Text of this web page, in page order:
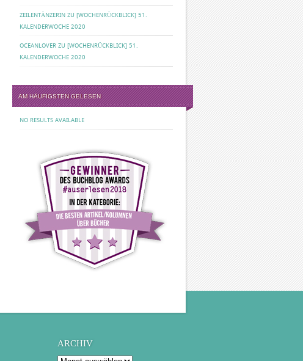
ZEILENTÄNZERIN ZU [WOCHENRÜCKBLICK] 51.
KALENDERWOCHE 2020
OCEANLOVER ZU [WOCHENRÜCKBLICK] 51.
KALENDERWOCHE 2020
AM HÄUFIGSTEN GELESEN
NO RESULTS AVAILABLE
ARCHIV